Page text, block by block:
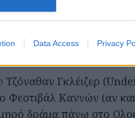
Data Access Privacy
Τζόναθαν Γκλέιζερ
Φεστιβάλ Καννών (αν
δράμα πάνω στο